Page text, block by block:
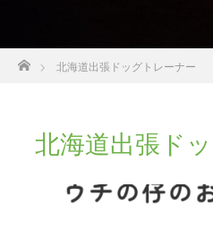
ホーム
北海道出張ドッグトレーナー
北海道出張ド